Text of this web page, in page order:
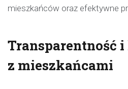
mieszkańców oraz efektywne
Transparentność
z mieszkańcami